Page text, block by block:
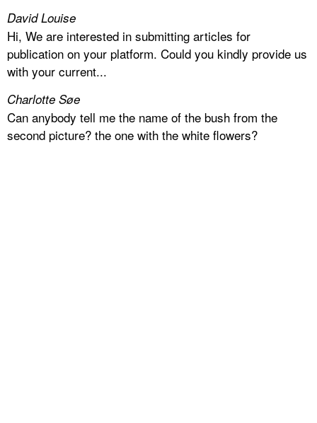
David Louise
Hi, We are interested in submitting articles for
publication on your platform. Could you kindly provide us
with your current...
Charlotte Søe
Can anybody tell me the name of the bush from the
second picture? the one with the white flowers?